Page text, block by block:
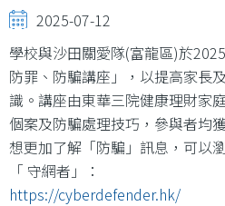
2025-07-12
學校與沙田關愛隊(富龍區)於
防罪、防騙講座」，以提高家長
識。講座由東華三院健康理財家
個案及防騙處理技巧，參與者均
想更加了解「防騙」訊息，可以
「 守網者」：
https://cyberdefender.hk/